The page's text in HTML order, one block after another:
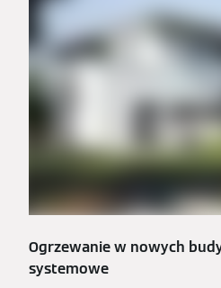
Ogrzewanie w nowych
systemowe